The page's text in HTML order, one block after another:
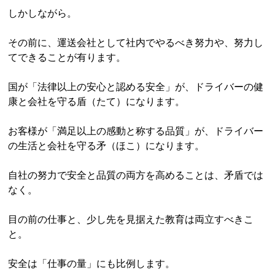
しかしながら。
その前に、運送会社として社内でやるべき努力や、努力し
てできることが有ります。
国が「法律以上の安心と認める安全」が、ドライバーの健
康と会社を守る盾（たて）になります。
お客様が「満足以上の感動と称する品質」が、ドライバー
の生活と会社を守る矛（ほこ）になります。
自社の努力で安全と品質の両方を高めることは、矛盾では
なく。
目の前の仕事と、少し先を見据えた教育は両立すべきこ
と。
安全は「仕事の量」にも比例します。